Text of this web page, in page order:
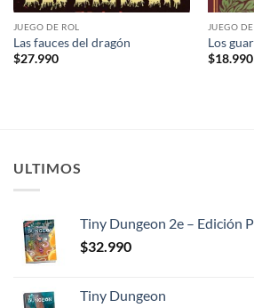
JUEGO DE ROL
Las fauces del dragón
$27.990
JUEGO
Los
$18.990
ULTIMOS
Tiny Dungeon 2e – Edición
$32.990
Tiny Dungeon